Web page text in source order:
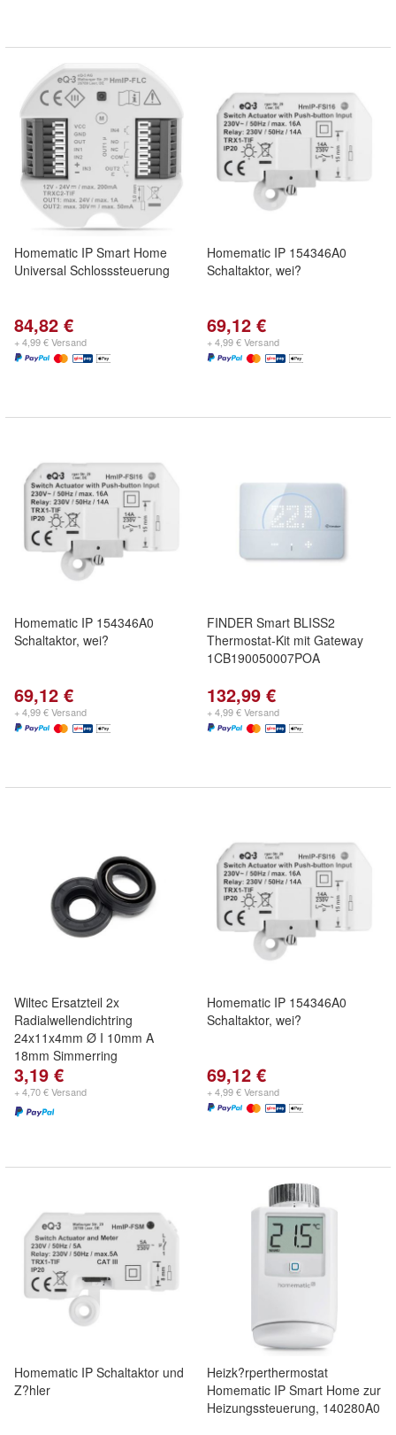
Homematic IP Smart Home
Universal Schlosssteuerung
84,82 €
+ 4,99 € Versand
Homematic IP 154346A0
Schaltaktor, wei?
69,12 €
+ 4,99 € Versand
Homematic IP 154346A0
Schaltaktor, wei?
69,12 €
+ 4,99 € Versand
FINDER Smart BLISS2
Thermostat-Kit mit Gateway
1CB190050007POA
132,99 €
+ 4,99 € Versand
Wiltec Ersatzteil 2x
Radialwellendichtring
24x11x4mm Ø I 10mm A
18mm Simmerring
3,19 €
+ 4,70 € Versand
Homematic IP 154346A0
Schaltaktor, wei?
69,12 €
+ 4,99 € Versand
Homematic IP Schaltaktor und
Z?hler
Heizk?rperthermostat
Homematic IP Smart Home zur
Heizungssteuerung, 140280A0